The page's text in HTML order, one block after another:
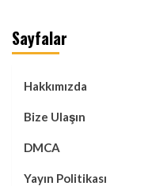
Sayfalar
Hakkımızda
Bize Ulaşın
DMCA
Yayın Politikası